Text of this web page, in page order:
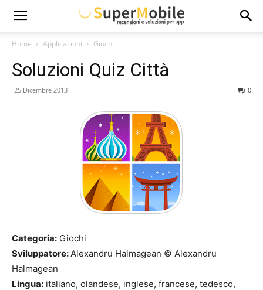
Super
Mobile
Home Applicazioni Giochi
Soluzioni Quiz Città
25 Dicembre 2013 0
Categoria: Giochi
Sviluppatore:Alexandru Halmagean © Alexandru
Halmagean
Lingua: italiano, olandese, inglese, francese, tedesco,